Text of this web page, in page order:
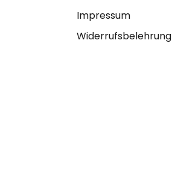
Impressum
Widerrufsbelehrung